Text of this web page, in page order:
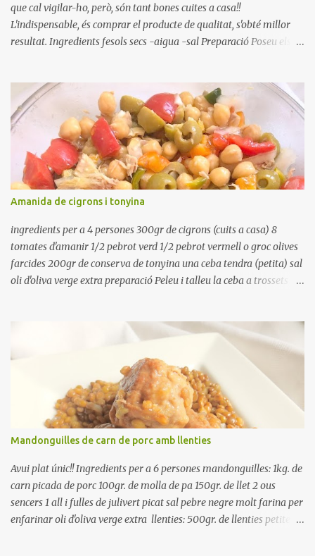
que cal vigilar-ho, però, són tant bones cuites a casa!!
L'indispensable, és comprar el producte de qualitat, s'obté millor
resultat. Ingredients fesols secs -aigua -sal Preparació Poseu els
quan arrenca el bull, canvieu l'aigua bullint, per aigua freda,
repetiu dues o tres vegades, abaixeu el foc i atureu la ebullició, dues
o tres vegades afegint aigua freda, han de coure a foc baix, quasi
be, sense bullir i sempre sempre, amb l'olla tapada, entre 1 hora i 1
hora i mitja. Saleu 10 minuts abans de retirar del foc. Heu de veure
vosaltres el moment en que ja estan cuites. Anotacions Deixeu
refredar en la mateixa olla. El caldo de coure els fesols, es pot
utilitzar per una crema o sopa. Ingredientes judias -agua -sal
Preparación Ponga las judías a r...
Amanida de cigrons i tonyina
ingredients per a 4 persones 300gr de cigrons (cuits a casa) 8
tomates d'amanir 1/2 pebrot verd 1/2 pebrot vermell o groc olives
farcides 200gr de conserva de tonyina una ceba tendra (petita) sal
oli d'oliva verge extra preparació Peleu i talleu la ceba a trossets i
Renteu les tomates i talleu-les a octaus. Talleu les olives a
rodanxes. Una hora abans de portar a la taula, poseu els cigrons,
ben escorreguts, en un bol, amb la resta d'ingredients: les tomates,
el pebrot, la ceba, (escorreguda), les olives i la tonyina esmicolada.
Amaniu amb sal i oli... bon profit!!
Mandonguilles de carn de porc amb llenties
Avui plat únic!! Ingredients per a 6 persones mandonguilles: 1kg. de
carn picada de porc 100gr. de molla de pa 150gr. de llet 2 ous
sencers 1 all i fulles de julivert picat sal pebre negre molt farina per
enfarinar oli d'oliva verge extra llenties: 500gr. de llenties petites